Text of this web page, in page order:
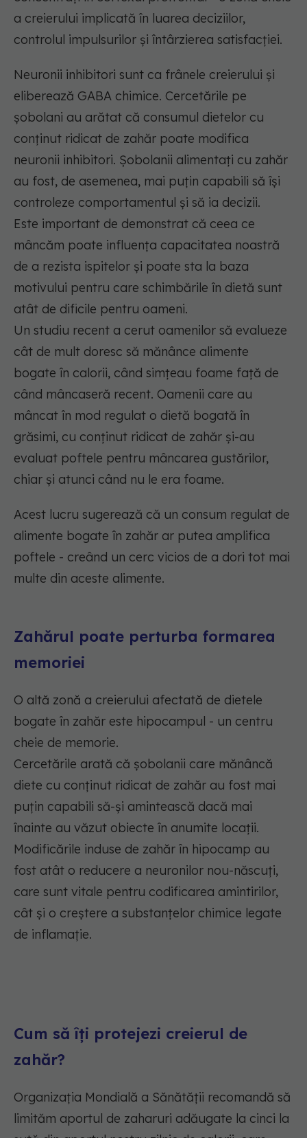
a creierului implicată în luarea deciziilor,
controlul impulsurilor și întârzierea satisfacției.
Neuronii inhibitori sunt ca frânele creierului și
eliberează GABA chimice. Cercetările pe
șobolani au arătat că consumul dietelor cu
conținut ridicat de zahăr poate modifica
neuronii inhibitori. Șobolanii alimentați cu zahăr
au fost, de asemenea, mai puțin capabili să își
controleze comportamentul și să ia decizii.
Este important de demonstrat că ceea ce
mâncăm poate influența capacitatea noastră
de a rezista ispitelor și poate sta la baza
motivului pentru care schimbările în dietă sunt
atât de dificile pentru oameni.
Un studiu recent a cerut oamenilor să evalueze
cât de mult doresc să mănânce alimente
bogate în calorii, când simțeau foame față de
când mâncaseră recent. Oamenii care au
mâncat în mod regulat o dietă bogată în
grăsimi, cu conținut ridicat de zahăr și-au
evaluat poftele pentru mâncarea gustărilor,
chiar și atunci când nu le era foame.
Acest lucru sugerează că un consum regulat de
alimente bogate în zahăr ar putea amplifica
poftele - creând un cerc vicios de a dori tot mai
multe din aceste alimente.
Zahărul poate perturba formarea
memoriei
O altă zonă a creierului afectată de dietele
bogate în zahăr este hipocampul - un centru
cheie de memorie.
Cercetările arată că șobolanii care mănâncă
diete cu conținut ridicat de zahăr au fost mai
puțin capabili să-și amintească dacă mai
înainte au văzut obiecte în anumite locații.
Modificările induse de zahăr în hipocamp au
fost atât o reducere a neuronilor nou-născuți,
care sunt vitale pentru codificarea amintirilor,
cât și o creștere a substanțelor chimice legate
de inflamație.
Cum să îți protejezi creierul de
zahăr?
Organizația Mondială a Sănătății recomandă să
limităm aportul de zaharuri adăugate la cinci la